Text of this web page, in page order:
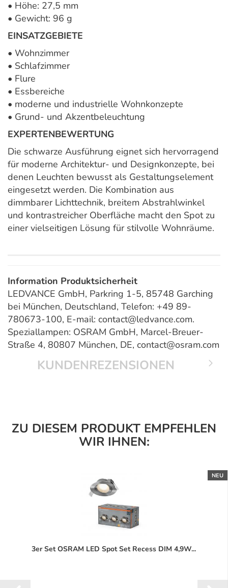
• Höhe: 27,5 mm
• Gewicht: 96 g
EINSATZGEBIETE
• Wohnzimmer
• Schlafzimmer
• Flure
• Essbereiche
• moderne und industrielle Wohnkonzepte
• Grund- und Akzentbeleuchtung
EXPERTENBEWERTUNG
Die schwarze Ausführung eignet sich hervorragend
für moderne Architektur- und Designkonzepte, bei
denen Leuchten bewusst als Gestaltungselement
eingesetzt werden. Die Kombination aus
dimmbarer Lichttechnik, breitem Abstrahlwinkel
und kontrastreicher Oberfläche macht den Spot zu
einer vielseitigen Lösung für stilvolle Wohnräume.
Information Produktsicherheit
LEDVANCE GmbH, Parkring 1-5, 85748 Garching
bei München, Deutschland, Telefon: +49 89-
780673-100, E-mail: contact@ledvance.com.
Speziallampen: OSRAM GmbH, Marcel-Breuer-
Straße 4, 80807 München, DE, contact@osram.com
KUNDENREZENSIONEN
ZU DIESEM PRODUKT EMPFEHLEN
WIR IHNEN:
NEU
3er Set OSRAM LED Spot Set Recess DIM 4,9W...